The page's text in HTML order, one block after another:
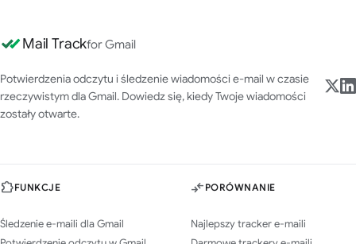
Mail Trackfor Gmail
Potwierdzenia odczytu i śledzenie wiadomości e-mail w czasie
rzeczywistym dla Gmail. Dowiedz się, kiedy Twoje wiadomości
zostały otwarte.
FUNKCJE
Śledzenie e-maili dla Gmail
PORÓWNANIE
Najlepszy tracker e-maili